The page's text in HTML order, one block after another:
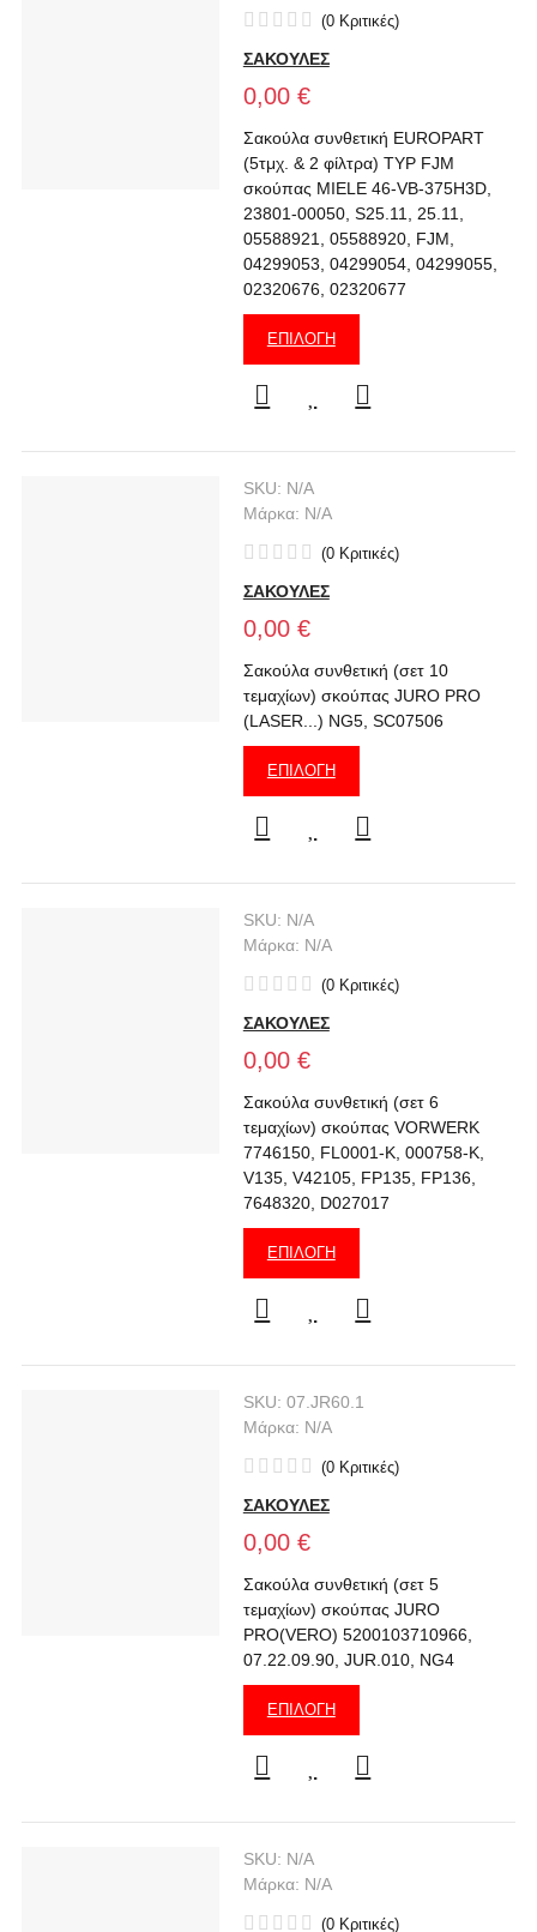
(0Κριτικές)
ΣΑΚΟΥΛΕΣ
0,00 €
Σακούλα συνθετική EUROPART
(5τμχ. & 2 φίλτρα) TYP FJM
σκούπας MIELE 46-VB-375H3D,
23801-00050, S25.11, 25.11,
05588921, 05588920, FJM,
04299053, 04299054, 04299055,
02320676, 02320677
ΕΠΙΛΟΓΉ
SKU: N/A
Μάρκα: N/A
(0Κριτικές)
ΣΑΚΟΥΛΕΣ
0,00 €
Σακούλα συνθετική (σετ 10
τεμαχίων) σκούπας JURO PRO
(LASER...) NG5, SC07506
ΕΠΙΛΟΓΉ
SKU: N/A
Μάρκα: N/A
(0Κριτικές)
ΣΑΚΟΥΛΕΣ
0,00 €
Σακούλα συνθετική (σετ 6
τεμαχίων) σκούπας VORWERK
7746150, FL0001-K, 000758-K,
V135, V42105, FP135, FP136,
7648320, D027017
ΕΠΙΛΟΓΉ
SKU: 07.JR60.1
Μάρκα: N/A
(0Κριτικές)
ΣΑΚΟΥΛΕΣ
0,00 €
Σακούλα συνθετική (σετ 5
τεμαχίων) σκούπας JURO
PRO(VERO) 5200103710966,
07.22.09.90, JUR.010, NG4
ΕΠΙΛΟΓΉ
SKU: N/A
Μάρκα: N/A
(0Κριτικές)